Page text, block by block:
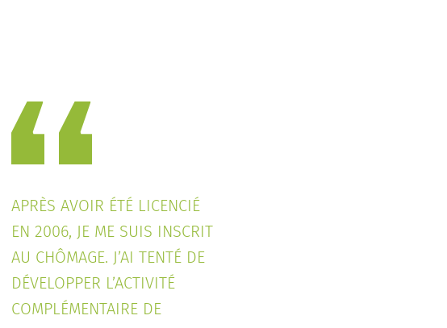
APRÈS AVOIR ÉTÉ LICENCIÉ
EN 2006, JE ME SUIS INSCRIT
AU CHÔMAGE. J’AI TENTÉ DE
DÉVELOPPER L’ACTIVITÉ
COMPLÉMENTAIRE DE